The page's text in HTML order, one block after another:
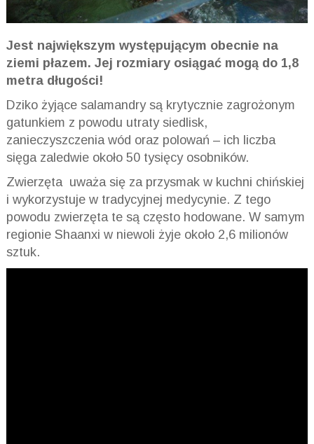
Jest największym występującym obecnie na
ziemi płazem. Jej rozmiary osiągać mogą do 1,8
metra długości!
Dziko żyjące salamandry są krytycznie zagrożonym
gatunkiem z powodu utraty siedlisk,
zanieczyszczenia wód oraz polowań – ich liczba
sięga zaledwie około 50 tysięcy osobników.
Zwierzęta uważa się za przysmak w kuchni chińskiej
i wykorzystuje w tradycyjnej medycynie. Z tego
powodu zwierzęta te są często hodowane. W samym
regionie Shaanxi w niewoli żyje około 2,6 milionów
sztuk.